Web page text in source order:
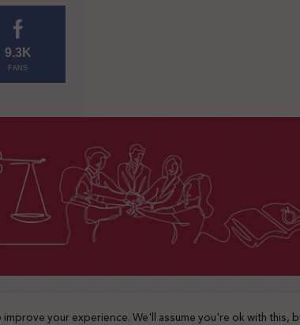
9.3K
FANS
2025 © جميع الحقوق محفوظة
your experience. We'll assume you're ok with this,